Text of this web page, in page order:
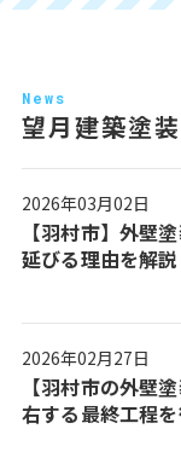
News
望月建築塗
2026年03月02日
【羽村市】外壁
延びる理由を解
2026年02月27日
【羽村市の外壁
右する最終工程